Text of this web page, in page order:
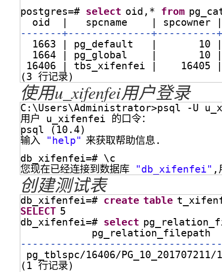
postgres=# select oid,* from
oid  |   spcname    |
-------+--------------+----------
1663 | pg_default   |       10
1664 | pg_global    |       10
16406 | tbs_xifenfei |    16405 |
(3 行记录)
使用u_xifenfei用户登录
C:\Users\Administrator>psql -U
用户 u_xifenfei 的口令：
psql (10.4)
输入
"help" 来获取帮助信息.
db_xifenfei=# \c
您现在已经连接到数据库
"db_xifenfei" ,
创建测试表
db_xifenfei=# create table
SELECT 5
db_xifenfei=# select
pg_relation_filepath
pg_tblspc/16406/PG_10_201707211/
(1 行记录)